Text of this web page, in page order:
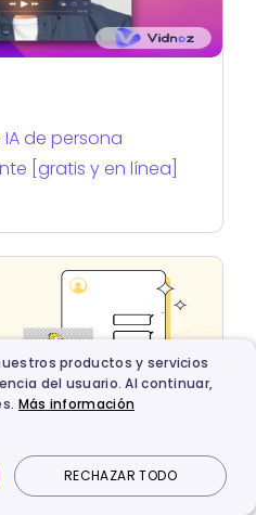
de persona
[gratis y en línea]
productos y servicios
del usuario. Al continuar,
Más información
RECHAZAR TODO